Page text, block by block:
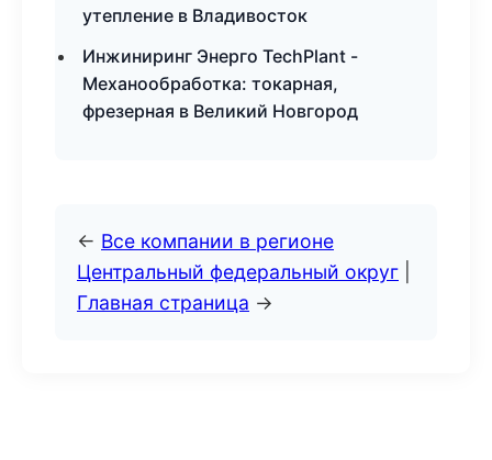
утепление в Владивосток
Инжиниринг Энерго TechPlant -
Механообработка: токарная,
фрезерная в Великий Новгород
← Все компании в регионе
Центральный федеральный округ
Главная страница →